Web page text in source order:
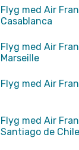
Flyg med Air
Casablanca
Flyg med Air
Marseille
Flyg med Air
Flyg med Air
Santiago de Chile